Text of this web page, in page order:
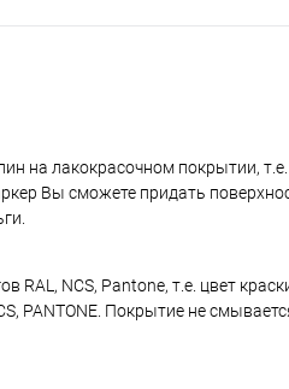
на лакокрасочном покрытии,
Вы сможете придать
NCS, Pantone, т.е. цвет
PANTONE. Покрытие не